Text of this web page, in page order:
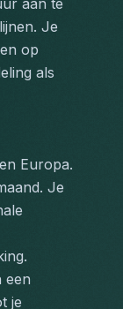
aan te
Je
op
als
Europa.
Je
een
je